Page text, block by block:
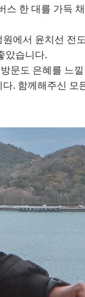
(목
18
한 대를 가득
에서 윤치선 전
았습니다.
문도 은혜를 느
. 함께해주신 모